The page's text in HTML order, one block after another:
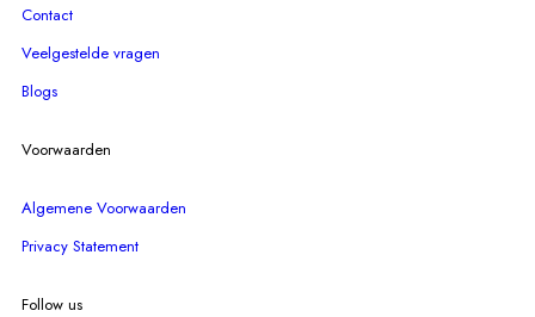
Contact
Veelgestelde vragen
Blogs
Voorwaarden
Algemene Voorwaarden
Privacy Statement
Follow us